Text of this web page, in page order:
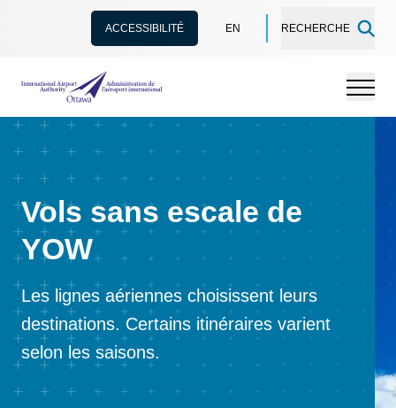
ACCESSIBILITÉ EN RECHERCHE
Administration de l’aéroport international d'Ottawa
Menu
Vols sans escale de
YOW
Les lignes aériennes choisissent leurs
destinations. Certains itinéraires varient
selon les saisons.